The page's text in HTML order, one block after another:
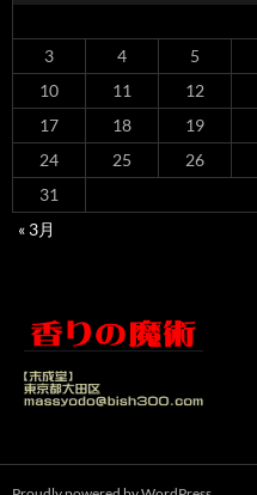
3
4 5
10
11 12
17
18 19
24
25 26
31
« 3月